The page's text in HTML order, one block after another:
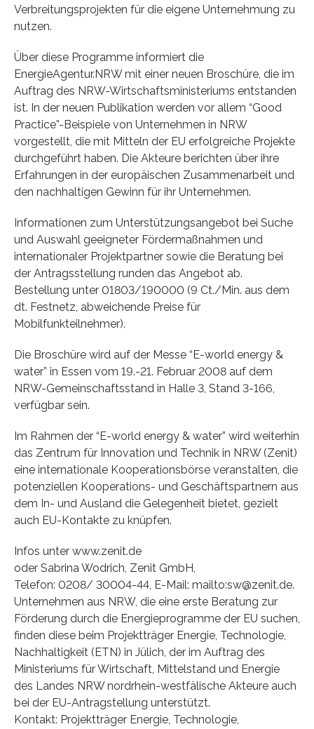
Verbreitungsprojekten für die eigene Unternehmung zu
nutzen.
Über diese Programme informiert die
EnergieAgentur.NRW mit einer neuen Broschüre, die im
Auftrag des NRW-Wirtschaftsministeriums entstanden
ist. In der neuen Publikation werden vor allem “Good
Practice”-Beispiele von Unternehmen in NRW
vorgestellt, die mit Mitteln der EU erfolgreiche Projekte
durchgeführt haben. Die Akteure berichten über ihre
Erfahrungen in der europäischen Zusammenarbeit und
den nachhaltigen Gewinn für ihr Unternehmen.
Informationen zum Unterstützungsangebot bei Suche
und Auswahl geeigneter Fördermaßnahmen und
internationaler Projektpartner sowie die Beratung bei
der Antragsstellung runden das Angebot ab.
Bestellung unter 01803/190000 (9 Ct./Min. aus dem
dt. Festnetz, abweichende Preise für
Mobilfunkteilnehmer).
Die Broschüre wird auf der Messe “E-world energy &
water” in Essen vom 19.-21. Februar 2008 auf dem
NRW-Gemeinschaftsstand in Halle 3, Stand 3-166,
verfügbar sein.
Im Rahmen der “E-world energy & water” wird weiterhin
das Zentrum für Innovation und Technik in NRW (Zenit)
eine internationale Kooperationsbörse veranstalten, die
potenziellen Kooperations- und Geschäftspartnern aus
dem In- und Ausland die Gelegenheit bietet, gezielt
auch EU-Kontakte zu knüpfen.
Infos unter www.zenit.de
oder Sabrina Wodrich, Zenit GmbH,
Telefon: 0208/ 30004-44, E-Mail: mailto:sw@zenit.de.
Unternehmen aus NRW, die eine erste Beratung zur
Förderung durch die Energieprogramme der EU suchen,
finden diese beim Projektträger Energie, Technologie,
Nachhaltigkeit (ETN) in Jülich, der im Auftrag des
Ministeriums für Wirtschaft, Mittelstand und Energie
des Landes NRW nordrhein-westfälische Akteure auch
bei der EU-Antragstellung unterstützt.
Kontakt: Projektträger Energie, Technologie,